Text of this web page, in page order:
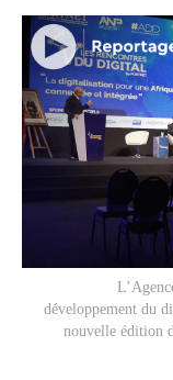
développement du
nouvelle édition